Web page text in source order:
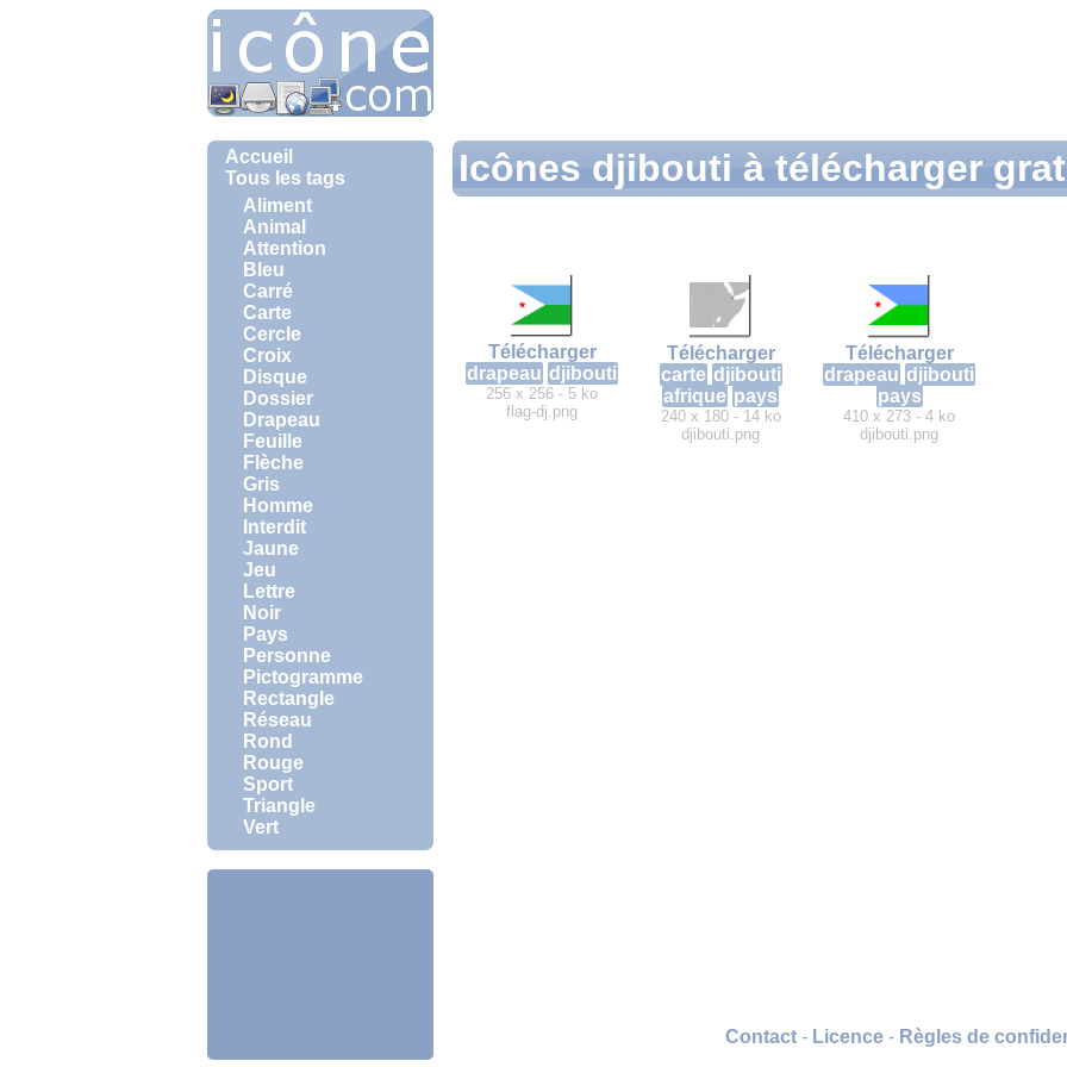
Accueil
Tous les tags
Aliment
Animal
Attention
Bleu
Carré
Carte
Cercle
Croix
Disque
Dossier
Drapeau
Feuille
Flèche
Gris
Homme
Interdit
Jaune
Jeu
Lettre
Noir
Pays
Personne
Pictogramme
Rectangle
Réseau
Rond
Rouge
Sport
Triangle
Vert
Icônes djibouti à télécharger
Télécharger
drapeau djibouti
256 x 256 - 5 ko
flag-dj.png
Télécharger
carte djibouti
afrique pays
240 x 180 - 14 ko
djibouti.png
Télécharger
drapeau djibouti
pays
410 x 273 - 4 ko
djibouti.png
Contact- Licence- Règles de